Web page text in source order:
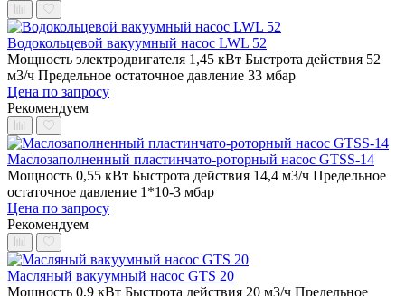
Водокольцевой вакуумный насос LWL 52
Мощность электродвигателя 1,45 кВт Быстрота действия 52
м3/ч Предельное остаточное давление 33 мбар
Цена по запросу
Рекомендуем
Маслозаполненный пластинчато-роторный насос GTSS-14
Мощность 0,55 кВт Быстрота действия 14,4 м3/ч Предельное
остаточное давление 1*10-3 мбар
Цена по запросу
Рекомендуем
Масляный вакуумный насос GTS 20
Мощность 0,9 кВт Быстрота действия 20 м3/ч Предельное